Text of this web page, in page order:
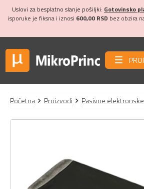
Uslovi za besplatno slanje pošiljki: Gotovinsko
isporuke je fiksna i iznosi 600,00 RSD bez obzira
Početna Proizvodi Pasivne